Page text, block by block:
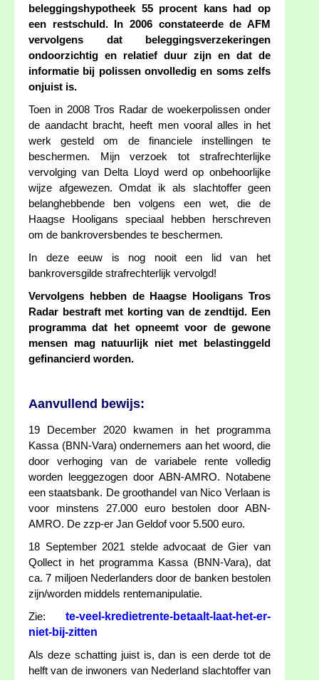
beleggingshypotheek 55 procent kans had op
een restschuld. In 2006 constateerde de AFM
vervolgens dat beleggingsverzekeringen
ondoorzichtig en relatief duur zijn en dat de
informatie bij polissen onvolledig en soms zelfs
onjuist is.
Toen in 2008 Tros Radar de woekerpolissen onder
de aandacht bracht, heeft men vooral alles in het
werk gesteld om de financiele instellingen te
beschermen. Mijn verzoek tot strafrechterlijke
vervolging van Delta Lloyd werd op onbehoorlijke
wijze afgewezen. Omdat ik als slachtoffer geen
belanghebbende ben volgens een wet, die de
Haagse Hooligans speciaal hebben herschreven
om de bankroversbendes te beschermen.
In deze eeuw is nog nooit een lid van het
bankroversgilde strafrechterlijk vervolgd!
Vervolgens hebben de Haagse Hooligans Tros
Radar bestraft met korting van de zendtijd. Een
programma dat het opneemt voor de gewone
mensen mag natuurlijk niet met belastinggeld
gefinancierd worden.
Aanvullend bewijs:
19 December 2020 kwamen in het programma
Kassa (BNN-Vara) ondernemers aan het woord, die
door verhoging van de variabele rente volledig
worden leeggezogen door ABN-AMRO. Notabene
een staatsbank. De groothandel van Nico Verlaan is
voor minstens 27.000 euro bestolen door ABN-
AMRO. De zzp-er Jan Geldof voor 5.500 euro.
18 September 2021 stelde advocaat de Gier van
Qollect in het programma Kassa (BNN-Vara), dat
ca. 7 miljoen Nederlanders door de banken bestolen
zijn/worden middels rentemanipulatie.
Zie: te-veel-kredietrente-betaalt-laat-het-er-
niet-bij-zitten
Als deze schatting juist is, dan is een derde tot de
helft van de inwoners van Nederland slachtoffer van